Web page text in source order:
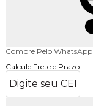
Compre Pelo WhatsApp
Calcule Frete e Prazo